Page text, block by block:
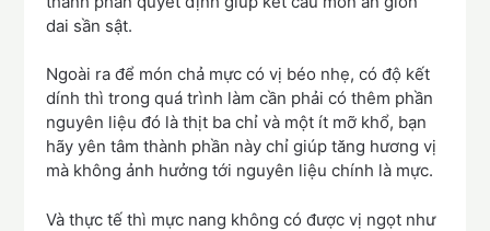
dai sần sật.
Ngoài ra để món chả mực có vị béo nhẹ, có độ kết
dính thì trong quá trình làm cần phải có thêm phần
nguyên liệu đó là thịt ba chỉ và một ít mỡ khổ, bạn
hãy yên tâm thành phần này chỉ giúp tăng hương vị
mà không ảnh hưởng tới nguyên liệu chính là mực.
Và thực tế thì mực nang không có được vị ngọt như